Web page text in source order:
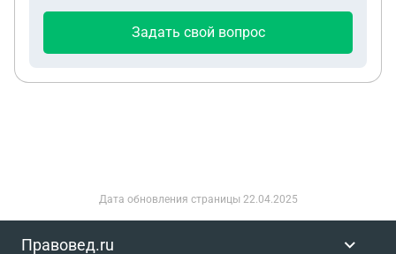
Задать свой вопрос
Дата обновления страницы 22.04.2025
Правовед.ru